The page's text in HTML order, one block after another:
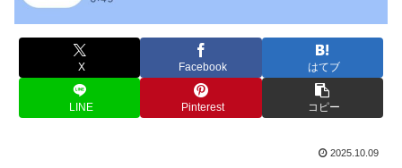
X Facebook はてブ
LINE Pinterest コピー
2025.10.09